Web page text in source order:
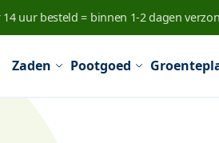
uur besteld = binnen 1-2 dagen
Zaden Pootgoed